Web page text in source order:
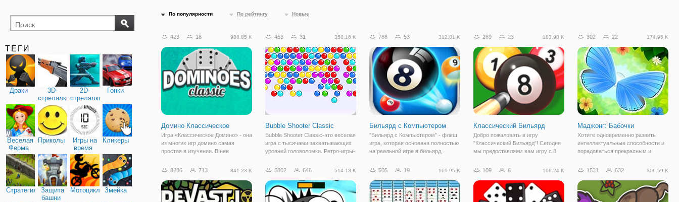
ТЕГИ
Драки
3D-
стрелялки
2D-
стрелялки
Гонки
Веселая
Ферма
Приколы
Игры на
время
Кликеры
Стратегия
Защита
башни
МотоциклыЗмейка
По популярности По рейтингу Новые
423 18 988.85 K
Домино Классическое
Игра «Классическое Домино» - она
из многих игр домино самая
простая в изучении. В нее
всех играющих есть кости, на
точки. По очереди каждый с
игроков делают ход,
453 31 358.16 K
Bubble Shooter Classic
Bubble Shooter Classic-это веселая
игра с тысячами захватывающих
уровней головоломки. Ретро-игры-
Classic-только одна из них.
переместить лазерный прицел в
направлении
786 53 312.81 K
Бильярд с Компьютером
"Бильярд с Компьютером" - флеш
игра, которая основана полностью
на реальной игре в бильярд,
Несмотря на название - это
который имеет точно такие же
правила,
269 23 183.98 K
Классический Бильярд
Добро пожаловать в игру
"Классический Бильярд"! Сегодня
мы предоставляем вам игру с 8
в этой игре вы сможете поучиться
настоящим профессионалом
своего дела!
302 22 174.96 K
Маджонг: Бабочки
Хотите одновременно развить
интеллектуальные способности и
порадоваться прекрасным и
вам стоит сыграть в головоломку
из названия, древне-китайская
игра будет
8286 713 841.23 K 5802 646 514.13 K 505 19 169.95 K 109 6 106.24 K 1531 632 306.59 K